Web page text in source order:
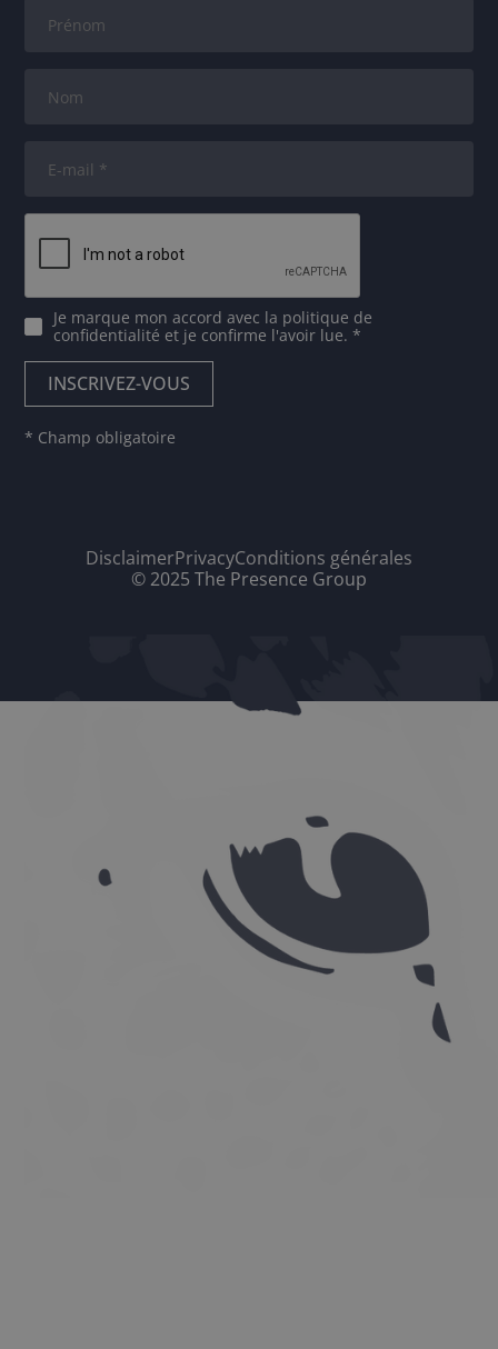
Je marque mon accord avec la politique de
confidentialité et je confirme l'avoir lue. *
* Champ obligatoire
DisclaimerPrivacyConditions générales
© 2025 The Presence Group